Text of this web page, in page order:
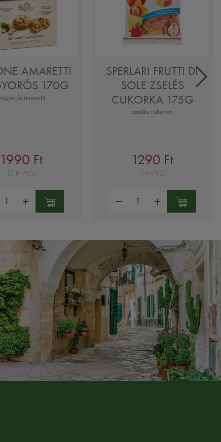
AMARETTI
170G
amaretti
Ft
12 Ft/KG
SPERLARI FRUTTI DI
SOLE ZSELÉS
CUKORKA 175G
zselés cukorka
1290 Ft
7 Ft/KG